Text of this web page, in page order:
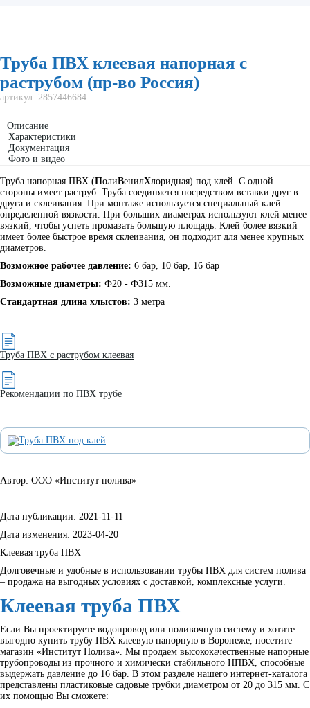
Труба ПВХ клеевая напорная с
раструбом (пр-во Россия)
артикул: 2857446684
Описание
Характеристики
Документация
Фото и видео
Труба напорная ПВХ (ПолиВенилХлоридная) под клей. С одной
стороны имеет раструб. Труба соединяется посредством вставки друг в
друга и склеивания. При монтаже используется специальный клей
определенной вязкости. При больших диаметрах используют клей менее
вязкий, чтобы успеть промазать большую площадь. Клей более вязкий
имеет более быстрое время склеивания, он подходит для менее крупных
диаметров.
Возможное рабочее давление: 6 бар, 10 бар, 16 бар
Возможные диаметры: Ф20 - Ф315 мм.
Стандартная длина хлыстов: 3 метра
Труба ПВХ с раструбом клеевая
Рекомендации по ПВХ трубе
Автор: ООО «Институт полива»
Дата публикации: 2021-11-11
Дата изменения: 2023-04-20
Клеевая труба ПВХ
Долговечные и удобные в использовании трубы ПВХ для систем полива
– продажа на выгодных условиях с доставкой, комплексные услуги.
Клеевая труба ПВХ
Если Вы проектируете водопровод или поливочную систему и хотите
выгодно купить трубу ПВХ клеевую напорную в Воронеже, посетите
магазин «Институт Полива». Мы продаем высококачественные напорные
трубопроводы из прочного и химически стабильного НПВХ, способные
выдержать давление до 16 бар. В этом разделе нашего интернет-каталога
представлены пластиковые садовые трубки диаметром от 20 до 315 мм. С
их помощью Вы сможете: